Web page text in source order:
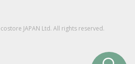
JAPAN Ltd. All rights reserved.